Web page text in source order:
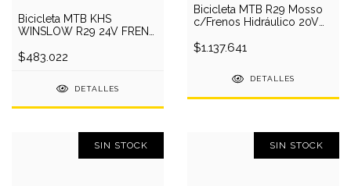
Bicicleta MTB KHS
WINSLOW R29 24V FRENO
$483.022
DETALLES
Bicicleta MTB R29 Mosso
c/Frenos Hidráulico 20V
$1.137.641
DETALLES
SIN STOCK SIN STOCK